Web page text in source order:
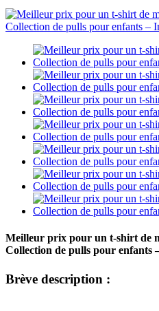
Meilleur prix pour un t-shirt de
Collection de pulls pour enfants
Brève description :